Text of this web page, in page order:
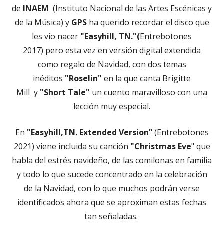
de INAEM (Instituto Nacional de las Artes Escénicas y
de la Música) y GPSha querido recordar el disco que
les vio nacer "Easyhill, TN."(Entrebotones
2017) pero esta vez en versión digital extendida
como regalo de Navidad, con dos temas
inéditos "Roselin" en la que canta Brigitte
Mill y "Short Tale" un cuento maravilloso con una
lección muy especial.
En "Easyhill,TN. Extended Version”(Entrebotones
2021) viene incluida su canción "Christmas Eve" que
habla del estrés navideño, de las comilonas en familia
y todo lo que sucede concentrado en la celebración
de la Navidad, con lo que muchos podrán verse
identificados ahora que se aproximan estas fechas
tan señaladas.